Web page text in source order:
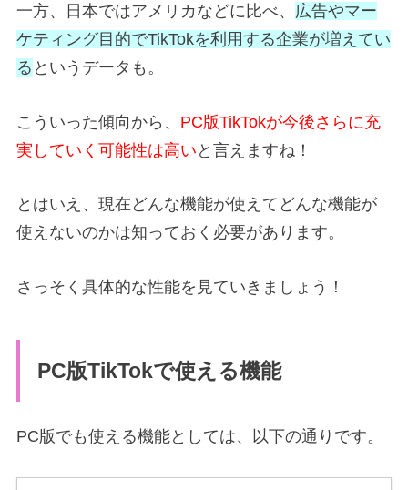
一方、日本ではアメリカなどに比べ、 広告やマー
ケティング目的でTikTokを利用する企業が増えてい
る というデータも。
こういった傾向から、 PC版TikTokが今後さらに充
実していく可能性は高い と言えますね！
とはいえ、現在どんな機能が使えてどんな機能が
使えないのかは知っておく必要があります。
さっそく具体的な性能を見ていきましょう！
PC版TikTokで使える機能
PC版でも使える機能としては、以下の通りです。